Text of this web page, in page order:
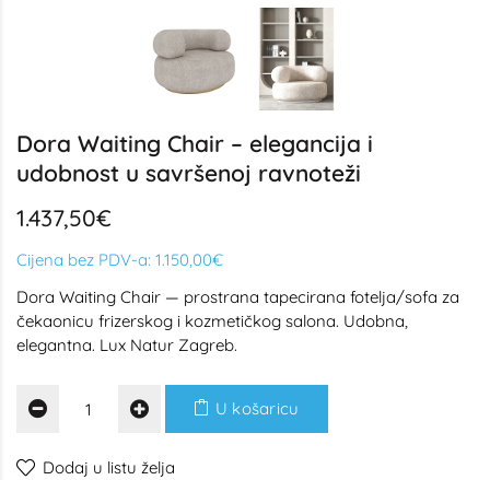
Dora Waiting Chair – elegancija i
udobnost u savršenoj ravnoteži
1.437,50€
Cijena bez PDV-a: 1.150,00€
Dora Waiting Chair — prostrana tapecirana fotelja/sofa za
čekaonicu frizerskog i kozmetičkog salona. Udobna,
elegantna. Lux Natur Zagreb.
U košaricu
Dodaj u listu želja